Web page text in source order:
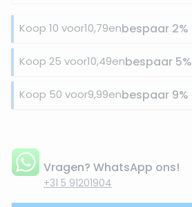
Koop 10 voor10,79enbespaar 2%
Koop 25 voor10,49enbespaar 5%
Koop 50 voor9,99enbespaar 9%
Vragen? WhatsApp ons!
+31 5 91201904